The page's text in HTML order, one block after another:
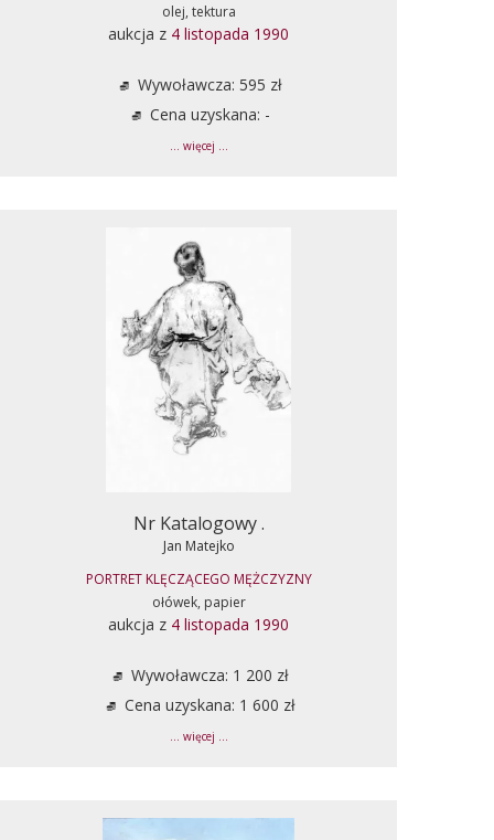
olej, tektura
aukcja z 4 listopada 1990
Wywoławcza: 595 zł
Cena uzyskana: -
... więcej ...
Nr Katalogowy .
Jan Matejko
PORTRET KLĘCZĄCEGO MĘŻCZYZNY
ołówek, papier
aukcja z 4 listopada 1990
Wywoławcza: 1 200 zł
Cena uzyskana: 1 600 zł
... więcej ...